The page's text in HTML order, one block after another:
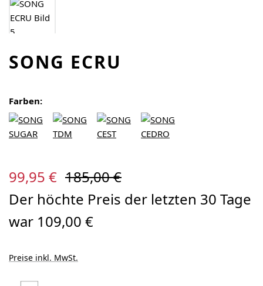
SONG ECRU
Farben:
Verkaufspreis:
99,95 € Regulärer Preis:
185,00 €
Der höchte Preis der letzten 30 Tage
war 109,00 €
Preise inkl. MwSt.